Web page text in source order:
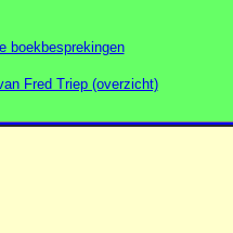
boekbesprekingen
Fred Triep (overzicht)